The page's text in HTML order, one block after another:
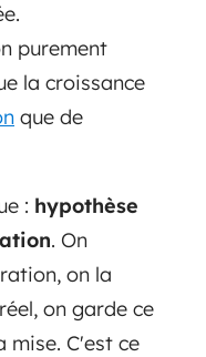
purement
la croissance
que de
: hypothèse
. On
on la
on garde ce
mise. C'est ce